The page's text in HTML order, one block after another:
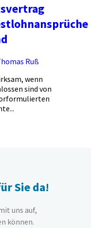
Ruß
wenn
sind von
Sie da!
uns auf,
können.